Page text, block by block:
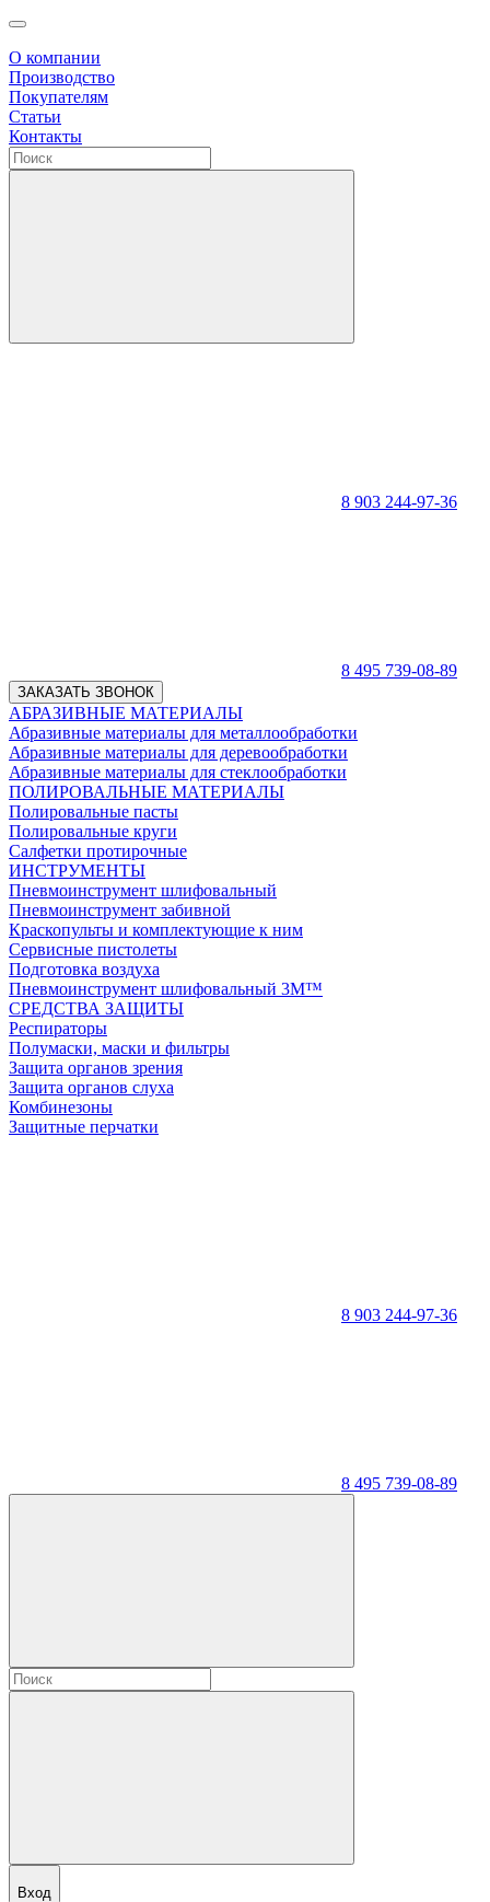
О компании
Производство
Покупателям
Статьи
Контакты
8 903 244-97-36
8 495 739-08-89
ЗАКАЗАТЬ ЗВОНОК
АБРАЗИВНЫЕ МАТЕРИАЛЫ
Абразивные материалы для металлообработки
Абразивные материалы для деревообработки
Абразивные материалы для стеклообработки
ПОЛИРОВАЛЬНЫЕ МАТЕРИАЛЫ
Полировальные пасты
Полировальные круги
Салфетки протирочные
ИНСТРУМЕНТЫ
Пневмоинструмент шлифовальный
Пневмоинструмент забивной
Краскопульты и комплектующие к ним
Сервисные пистолеты
Подготовка воздуха
Пневмоинструмент шлифовальный 3M™
СРЕДСТВА ЗАЩИТЫ
Респираторы
Полумаски, маски и фильтры
Защита органов зрения
Защита органов слуха
Комбинезоны
Защитные перчатки
8 903 244-97-36
8 495 739-08-89
Вход